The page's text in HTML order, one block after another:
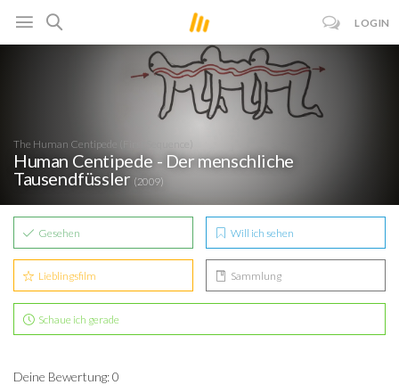
LOGIN
The Human Centipede (First Sequence)
Human Centipede - Der menschliche
Tausendfüssler (2009)
Gesehen Will ich sehen
Lieblingsfilm Sammlung
Schaue ich gerade
Deine Bewertung: 0